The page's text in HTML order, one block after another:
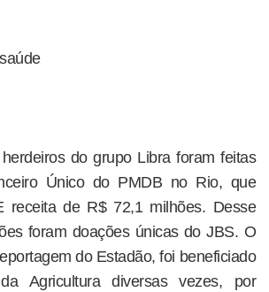
do grupo Libra foram feitas
Único do PMDB no Rio, que
receita de R$ 72,1 milhões. Desse
foram doações únicas do JBS. O
do Estadão, foi beneficiado
Agricultura diversas vezes, por